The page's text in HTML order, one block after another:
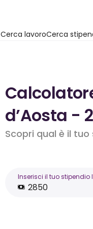
Cerca lavoroCerca
d’Aosta -
Scopri qual è il
Inserisci il tuo stipendio